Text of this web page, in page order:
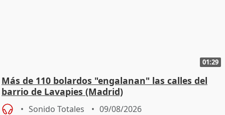
01:29
Más de 110 bolardos "engalanan" las calles del
barrio de Lavapies (Madrid)
Sonido Totales 09/08/2026